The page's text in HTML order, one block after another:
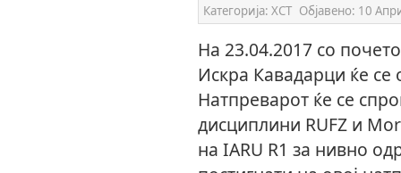
Категорија: ХСТ Објавено: 10
На 23.04.2017 со
Искра Кавадарци ќе
Натпреварот ќе се
дисциплини RUFZ и
на IARU R1 за нивно